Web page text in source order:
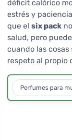
déficit calórico
estrés y
que el six pack
salud, pero
cuando las
respeto al propio
Perfumes para